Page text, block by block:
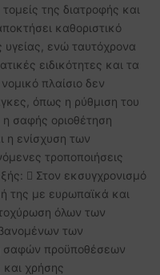
της διατροφής και
καθοριστικό
υγείας, ενώ ταυτόχρονα
ειδικότητες και τα
πλαίσιο δεν
όπως η ρύθμιση του
σαφής οριοθέτηση
η ενίσχυση των
τροποποιήσεις
 Στον εκσυγχρονισμό
της με ευρωπαϊκά και
όλων των
των
σαφών προϋποθέσεων
χρήσης